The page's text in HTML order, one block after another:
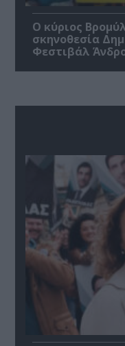
O κύριος
σκηνοθεσία
Φεστιβάλ